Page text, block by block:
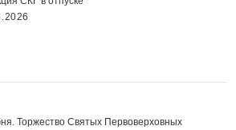
Торжество Святых Первоверховных